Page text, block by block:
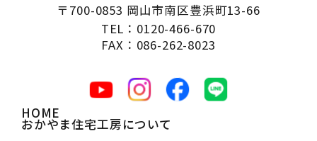
〒700-0853 岡山市南区豊浜町13-66
TEL：0120-466-670
FAX：086-262-8023
HOME
おかやま住宅工房について